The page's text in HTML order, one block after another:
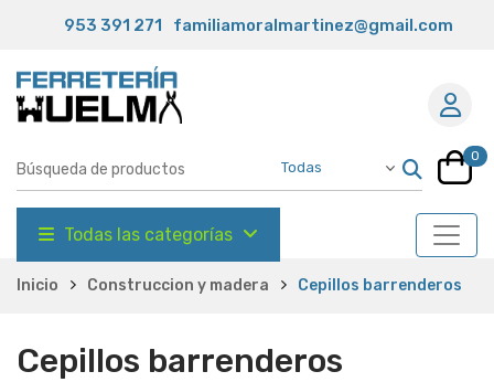
953 391 271 familiamoralmartinez@gmail.com
0
Todas las categorías
Inicio Construccion y madera Cepillos barrenderos
Cepillos barrenderos